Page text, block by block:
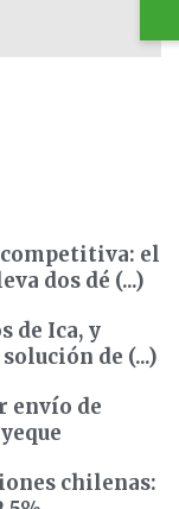
competitiva: el
dos dé (...)
de Ica, y
de (...)
envío de
chilenas: